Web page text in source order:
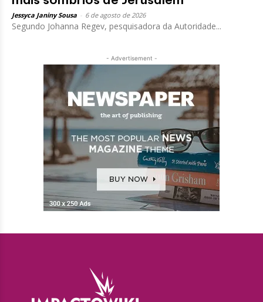
Jessyca Janiny Sousa 6 de agosto de 2026
Segundo Johanna Regev, pesquisadora da Autoridade...
- Advertisement -